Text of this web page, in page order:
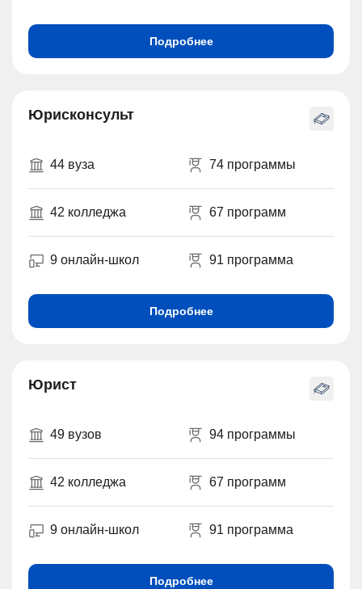
Подробнее
Юрисконсульт
44 вуза 74 программы
42 колледжа 67 программ
9 онлайн-школ 91 программа
Подробнее
Юрист
49 вузов 94 программы
42 колледжа 67 программ
9 онлайн-школ 91 программа
Подробнее